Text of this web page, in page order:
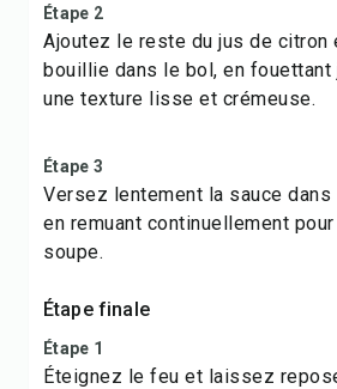
Étape 2
Ajoutez le reste du jus de citron
bouillie dans le bol, en fouettant
une texture lisse et crémeuse.
Étape 3
Versez lentement la sauce
en remuant continuellement
soupe.
Étape finale
Étape 1
Éteignez le feu et laissez